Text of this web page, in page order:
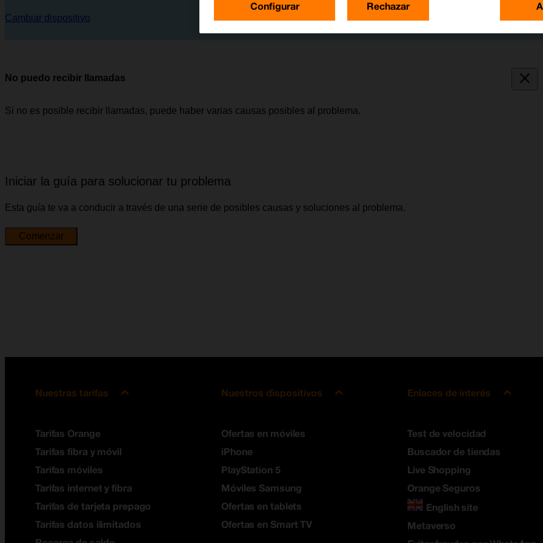
Cambiar dispositivo
No puedo recibir llamadas
Si no es posible recibir llamadas, puede haber varias causas posibles al problema.
Iniciar la guía para solucionar tu problema
Esta guía te va a conducir a través de una serie de posibles causas y soluciones al problema.
Comenzar
Nuestras tarifas
Tarifas Orange
Tarifas fibra y móvil
Tarifas móviles
Tarifas internet y fibra
Tarifas de tarjeta prepago
Tarifas datos ilimitados
Nuestros dispositivos
Ofertas en móviles
iPhone
PlayStation 5
Móviles Samsung
Ofertas en tablets
Ofertas en Smart TV
Enlaces de interés
Test de velocidad
Buscador de tiendas
Live Shopping
Orange Seguros
English site
Metaverso
Configurar Rechazar